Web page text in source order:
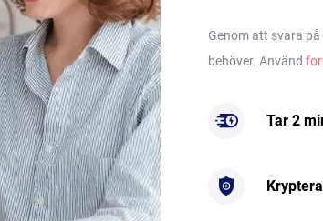
Genom att svara
behöver. Använd
Tar 2